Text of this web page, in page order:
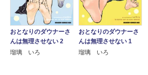
おとなりのダウナーさ
んは無理させない 2
瑠璃 いろ
おとなりのダウナーさ
んは無理させない 1
瑠璃 いろ